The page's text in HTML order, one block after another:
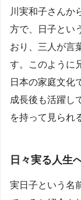
川実和子さんか
方で、日子とい
おり、三人が言
す。このように
日本の家庭文化
成長後も活躍し
を持って見られ
日々実る人生
実日子という名